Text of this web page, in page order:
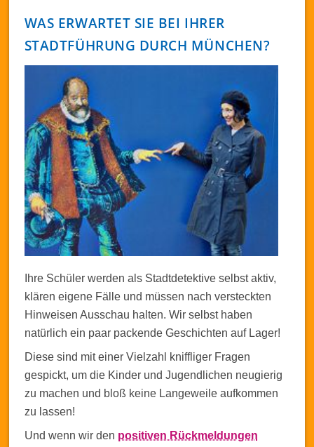
WAS ERWARTET SIE BEI IHRER
STADTFÜHRUNG DURCH MÜNCHEN?
Ihre Schüler werden als Stadtdetektive selbst aktiv,
klären eigene Fälle und müssen nach versteckten
Hinweisen Ausschau halten. Wir selbst haben
natürlich ein paar packende Geschichten auf Lager!
Diese sind mit einer Vielzahl kniffliger Fragen
gespickt, um die Kinder und Jugendlichen neugierig
zu machen und bloß keine Langeweile aufkommen
zu lassen!
Und wenn wir den positiven Rückmeldungen